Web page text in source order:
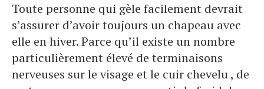
Toute personne qui gèle facilement devrait
s’assurer d’avoir toujours un chapeau avec
elle en hiver. Parce qu’il existe un nombre
particulièrement élevé de terminaisons
nerveuses sur le visage et le cuir chevelu , de